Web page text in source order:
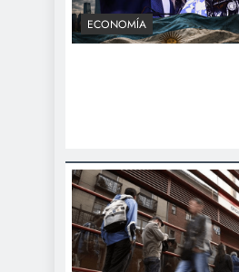
ECONOMÍA